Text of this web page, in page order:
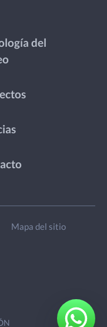
del
Mapa del sitio